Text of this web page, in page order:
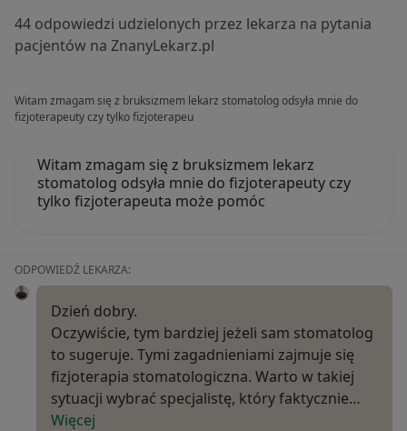
44 odpowiedzi udzielonych przez lekarza na pytania
pacjentów na ZnanyLekarz.pl
Witam zmagam się z bruksizmem lekarz stomatolog odsyła mnie do
fizjoterapeuty czy tylko fizjoterapeu
Witam zmagam się z bruksizmem lekarz
stomatolog odsyła mnie do fizjoterapeuty czy
tylko fizjoterapeuta może pomóc
ODPOWIEDŹ LEKARZA:
Dzień dobry.
Oczywiście, tym bardziej jeżeli sam stomatolog
to sugeruje. Tymi zagadnieniami zajmuje się
fizjoterapia stomatologiczna. Warto w takiej
sytuacji wybrać specjalistę, który faktycznie…
Więcej